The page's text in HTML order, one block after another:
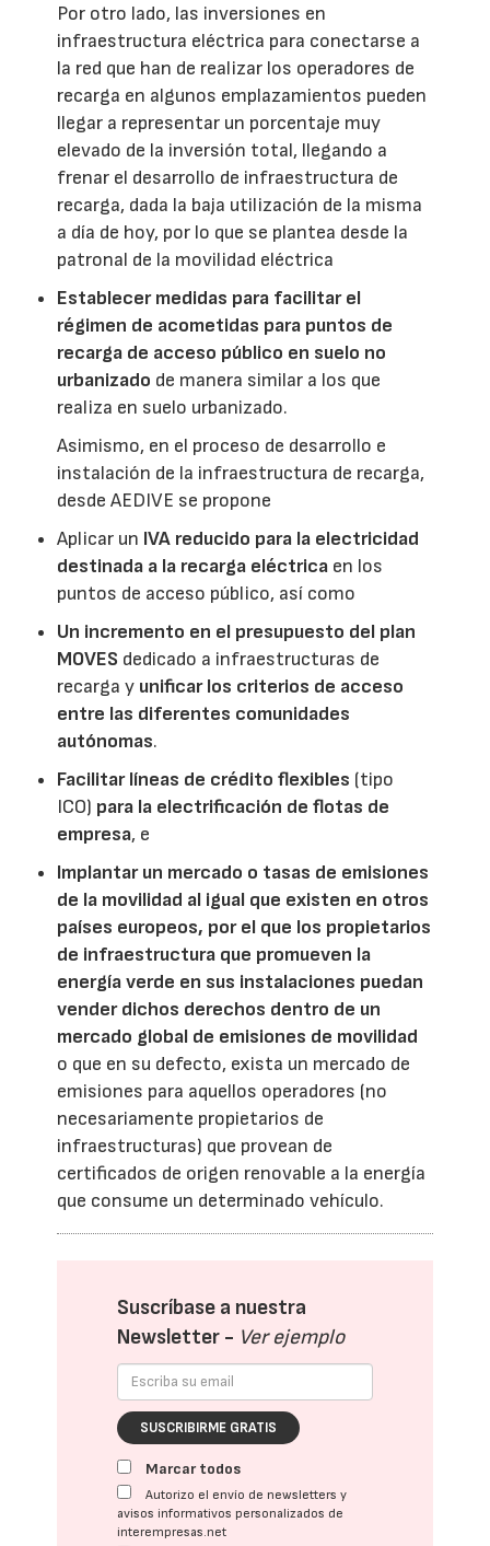
Por otro lado, las inversiones en
infraestructura eléctrica para conectarse a
la red que han de realizar los operadores de
recarga en algunos emplazamientos pueden
llegar a representar un porcentaje muy
elevado de la inversión total, llegando a
frenar el desarrollo de infraestructura de
recarga, dada la baja utilización de la misma
a día de hoy, por lo que se plantea desde la
patronal de la movilidad eléctrica
Establecer medidas para facilitar el
régimen de acometidas para puntos de
recarga de acceso público en suelo no
urbanizado de manera similar a los que
realiza en suelo urbanizado.
Asimismo, en el proceso de desarrollo e
instalación de la infraestructura de recarga,
desde AEDIVE se propone
Aplicar un IVA reducido para la electricidad
destinada a la recarga eléctrica en los
puntos de acceso público, así como
Un incremento en el presupuesto del plan
MOVES dedicado a infraestructuras de
recarga y unificar los criterios de acceso
entre las diferentes comunidades
autónomas.
Facilitar líneas de crédito flexibles (tipo
ICO) para la electrificación de flotas de
empresa, e
Implantar un mercado o tasas de emisiones
de la movilidad al igual que existen en otros
países europeos, por el que los propietarios
de infraestructura que promueven la
energía verde en sus instalaciones puedan
vender dichos derechos dentro de un
mercado global de emisiones de movilidad
o que en su defecto, exista un mercado de
emisiones para aquellos operadores (no
necesariamente propietarios de
infraestructuras) que provean de
certificados de origen renovable a la energía
que consume un determinado vehículo.
Suscríbase a nuestra
Newsletter - Ver ejemplo
SUSCRIBIRME GRATIS
Marcar todos
Autorizo el envío de newsletters y
avisos informativos personalizados de
interempresas.net